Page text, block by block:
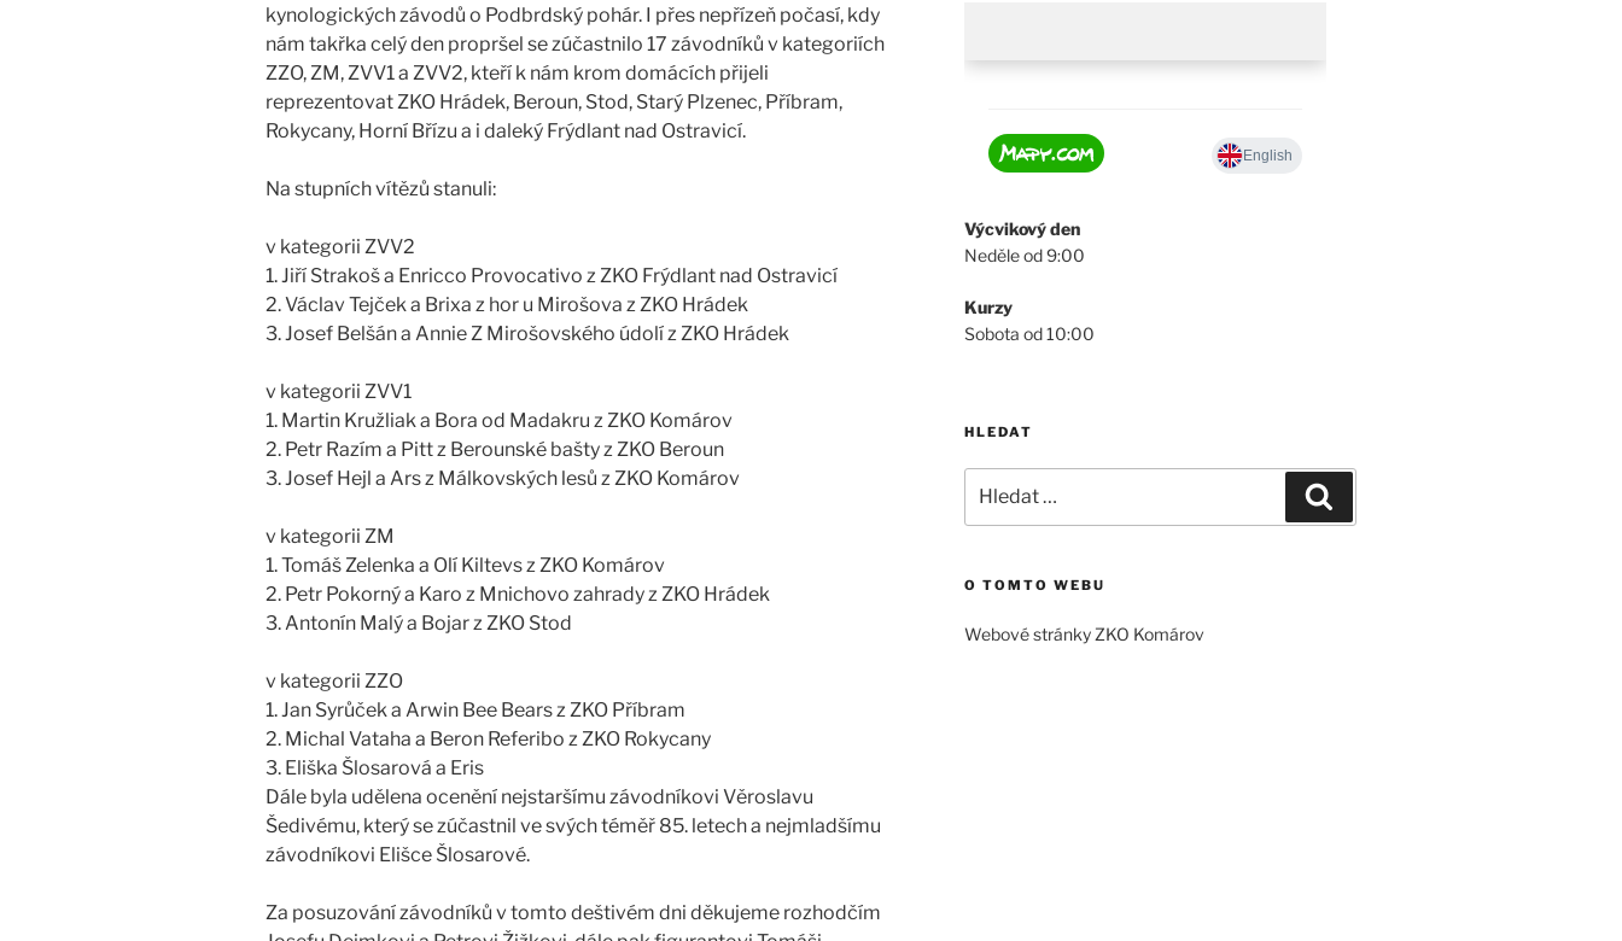
kynologických závodů o Podbrdský pohár. I přes nepřízeň počasí, kdy
nám takřka celý den propršel se zúčastnilo 17 závodníků v kategoriích
ZZO, ZM, ZVV1 a ZVV2, kteří k nám krom domácích přijeli
reprezentovat ZKO Hrádek, Beroun, Stod, Starý Plzenec, Příbram,
Rokycany, Horní Břízu a i daleký Frýdlant nad Ostravicí.
Na stupních vítězů stanuli:
v kategorii ZVV2
1. Jiří Strakoš a Enricco Provocativo z ZKO Frýdlant nad Ostravicí
2. Václav Tejček a Brixa z hor u Mirošova z ZKO Hrádek
3. Josef Belšán a Annie Z Mirošovského údolí z ZKO Hrádek
v kategorii ZVV1
1. Martin Kružliak a Bora od Madakru z ZKO Komárov
2. Petr Razím a Pitt z Berounské bašty z ZKO Beroun
3. Josef Hejl a Ars z Málkovských lesů z ZKO Komárov
v kategorii ZM
1. Tomáš Zelenka a Olí Kiltevs z ZKO Komárov
2. Petr Pokorný a Karo z Mnichovo zahrady z ZKO Hrádek
3. Antonín Malý a Bojar z ZKO Stod
v kategorii ZZO
1. Jan Syrůček a Arwin Bee Bears z ZKO Příbram
2. Michal Vataha a Beron Referibo z ZKO Rokycany
3. Eliška Šlosarová a Eris
Dále byla udělena ocenění nejstaršímu závodníkovi Věroslavu
Šedivému, který se zúčastnil ve svých téměř 85. letech a nejmladšímu
závodníkovi Elišce Šlosarové.
Za posuzování závodníků v tomto deštivém dni děkujeme rozhodčím
Výcvikový den
Neděle od 9:00
Kurzy
Sobota od 10:00
HLEDAT
O TOMTO WEBU
Webové stránky ZKO Komárov